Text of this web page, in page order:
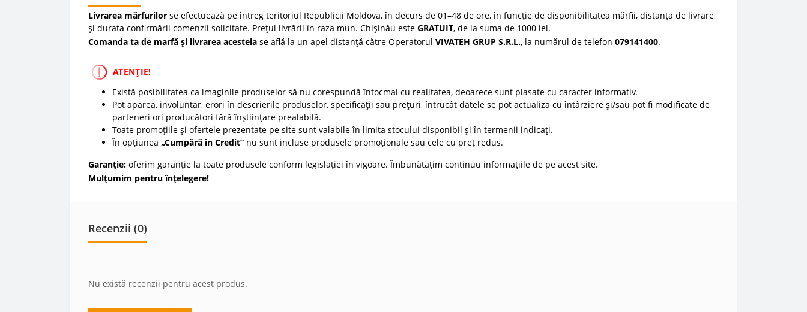
Livrarea mărfurilor se efectuează pe întreg teritoriul Republicii Moldova, în decurs de 01–48 de ore, în funcție de disponibilitatea mărfii, distanța de livrare
și durata confirmării comenzii solicitate. Prețul livrării în raza mun. Chișinău este GRATUIT, de la suma de 1000 lei.
Comanda ta de marfă și livrarea acesteia se află la un apel distanță către Operatorul VIVATEH GRUP S.R.L., la numărul de telefon 079141400.
ATENȚIE!
Există posibilitatea ca imaginile produselor să nu corespundă întocmai cu realitatea, deoarece sunt plasate cu caracter informativ.
Pot apărea, involuntar, erori în descrierile produselor, specificații sau prețuri, întrucât datele se pot actualiza cu întârziere și/sau pot fi modificate de
parteneri ori producători fără înștiințare prealabilă.
Toate promoțiile și ofertele prezentate pe site sunt valabile în limita stocului disponibil și în termenii indicați.
În opțiunea „Cumpără în Credit” nu sunt incluse produsele promoționale sau cele cu preț redus.
Garanție: oferim garanție la toate produsele conform legislației în vigoare. Îmbunătățim continuu informațiile de pe acest site.
Mulțumim pentru înțelegere!
Recenzii (0)
Nu există recenzii pentru acest produs.